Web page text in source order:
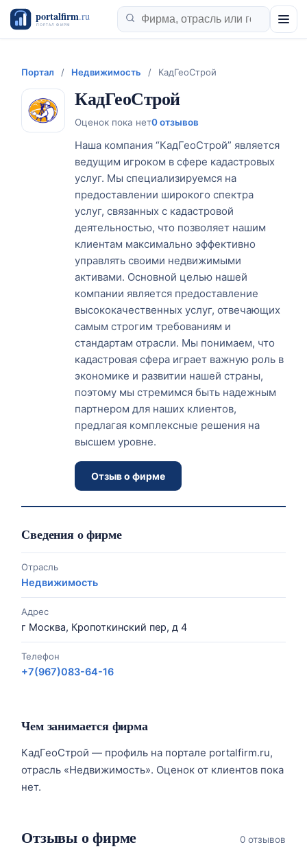
Портал / Недвижимость / КадГеоСтрой
КадГеоСтрой
Оценок пока нет0 отзывов
Наша компания “КадГеоСтрой” является
ведущим игроком в сфере кадастровых
услуг. Мы специализируемся на
предоставлении широкого спектра
услуг, связанных с кадастровой
деятельностью, что позволяет нашим
клиентам максимально эффективно
управлять своими недвижимыми
активами. Основной целью нашей
компании является предоставление
высококачественных услуг, отвечающих
самым строгим требованиям и
стандартам отрасли. Мы понимаем, что
кадастровая сфера играет важную роль в
экономике и развитии нашей страны,
поэтому мы стремимся быть надежным
партнером для наших клиентов,
предлагая комплексные решения на
высшем уровне.
Отзыв о фирме
Сведения о фирме
Отрасль
Недвижимость
Адрес
г Москва, Кропоткинский пер, д 4
Телефон
+7(967)083-64-16
Чем занимается фирма
КадГеоСтрой — профиль на портале portalfirm.ru,
отрасль «Недвижимость». Оценок от клиентов пока
нет.
Отзывы о фирме 0 отзывов